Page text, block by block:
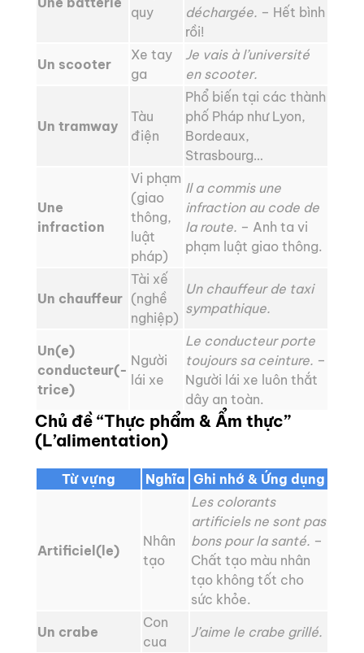
quy
déchargée. – Hết bình
rồi!
Un scooter
Xe tay
ga
Je vais à l’université
en scooter.
Un tramway
Tàu
điện
Phổ biến tại các thành
phố Pháp như Lyon,
Bordeaux,
Strasbourg…
Une
infraction
Vi phạm
(giao
thông,
luật
pháp)
Il a commis une
infraction au code de
la route. – Anh ta vi
phạm luật giao thông.
Un chauffeur
Tài xế
(nghề
nghiệp)
Un chauffeur de taxi
sympathique.
Un(e)
conducteur(-
trice)
Người
lái xe
Le conducteur porte
toujours sa ceinture. –
Người lái xe luôn thắt
dây an toàn.
Chủ đề “Thực phẩm & Ẩm thực”
(L’alimentation)
Từ vựng Nghĩa Ghi nhớ & Ứng dụng
Artificiel(le)
Nhân
tạo
Les colorants
artificiels ne sont pas
bons pour la santé. –
Chất tạo màu nhân
tạo không tốt cho
sức khỏe.
Un crabe
Con
cua
J’aime le crabe grillé.